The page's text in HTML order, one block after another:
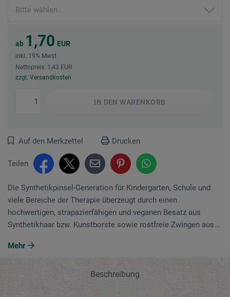
ab 1,70 EUR
inkl. 19% Mwst
Nettopreis: 1,43 EUR
zzgl. Versandkosten
IN DEN WARENKORB
Auf den Merkzettel Drucken
Teilen
Die Synthetikpinsel-Generation für Kindergarten, Schule und
viele Bereiche der Therapie überzeugt durch einen
hochwertigen, strapazierfähigen und veganen Besatz aus
Synthetikhaar bzw. Kunstborste sowie rostfreie Zwingen aus...
Mehr
Beschreibung